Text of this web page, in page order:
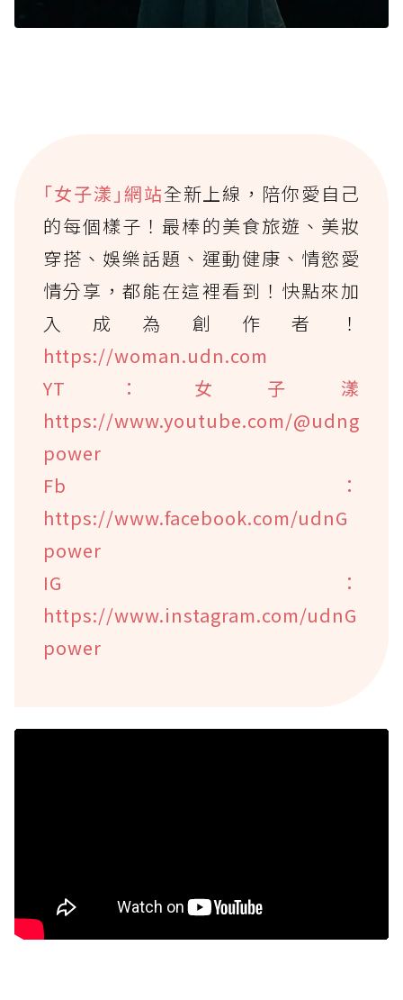
｢女子漾｣網站全新上線，陪你愛自己
的每個樣子！最棒的美食旅遊、美妝
穿搭、娛樂話題、運動健康、情慾愛
情分享，都能在這裡看到！快點來加
入成為創作者！
https://woman.udn.com
YT：女子漾
https://www.youtube.com/@udng
power
Fb：
https://www.facebook.com/udnG
power
IG：
https://www.instagram.com/udnG
power